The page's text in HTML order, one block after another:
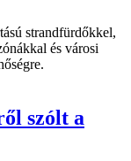
strandfürdőkkel,
és városi
szólt a